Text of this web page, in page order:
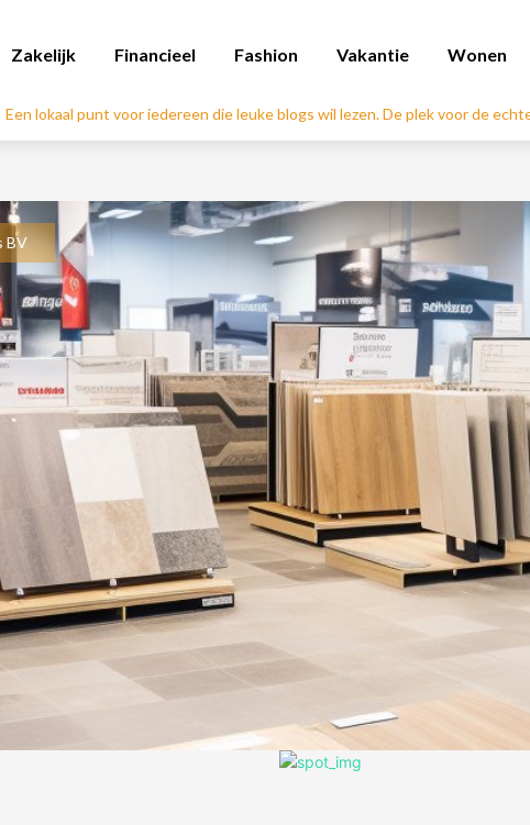
Zakelijk Financieel Fashion Vakantie Wonen
Een lokaal punt voor iedereen die leuke blogs wil lezen. De plek voor de
BV